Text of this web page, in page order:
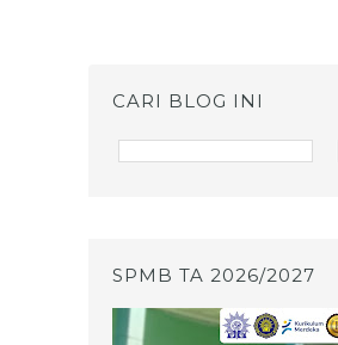
CARI BLOG INI
SPMB TA 2026/2027